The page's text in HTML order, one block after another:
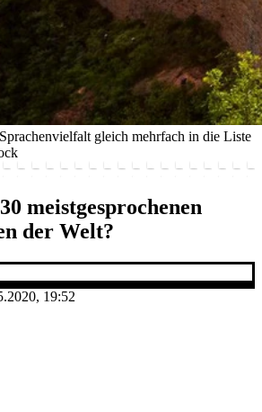
gleich mehrfach in die Liste
meistgesprochenen
der Welt?
19:52